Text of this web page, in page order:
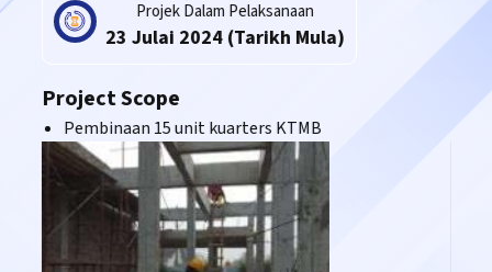
Projek Dalam Pelaksanaan
23 Julai 2024 (Tarikh Mula)
Project Scope
Pembinaan 15 unit kuarters KTMB